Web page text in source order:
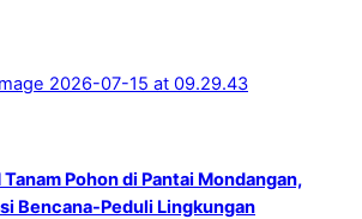
Pohon di Pantai Mondangan,
Bencana-Peduli Lingkungan